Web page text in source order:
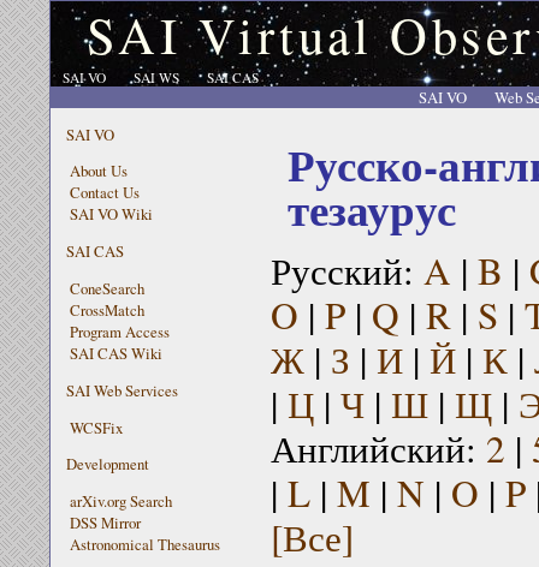
SAI Virtual
SAI VO SAI WS SAI CAS
SAI VO
Web
SAI VO
About Us
Contact Us
SAI VO Wiki
SAI CAS
ConeSearch
CrossMatch
Program Access
SAI CAS Wiki
SAI Web Services
WCSFix
Development
arXiv.org Search
DSS Mirror
Astronomical Thesaurus
Русско-
тезаурус
Русский: A | B |
O | P| Q | R| S |
Ж| З | И| Й| К|
| Ц| Ч| Ш| Щ|
Английский: 2 |
| L| M | N | O | P
[Все]